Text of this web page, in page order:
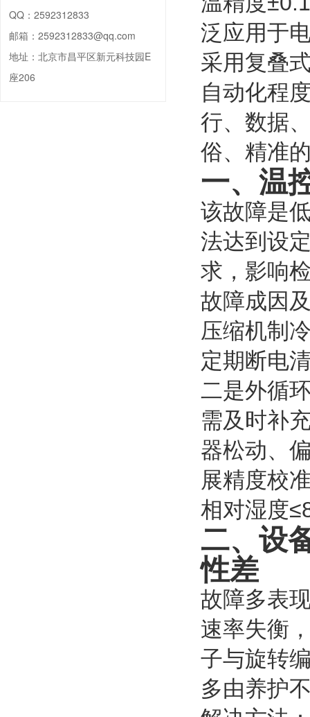
泛应用于
采用复叠
自动化程
行、数据
俗、精准
一、温
该故障是
法达到设
求，影响
故障成因
压缩机制
定期断电
二是外循
需及时补
器松动、
展精度校
相对湿度
二、设
性差
故障多表
速率失衡
子与旋转
多由养护
QQ： 2592312833
邮箱： 2592312833@qq.com
地址： 北京市昌平区新元科技园E
座206